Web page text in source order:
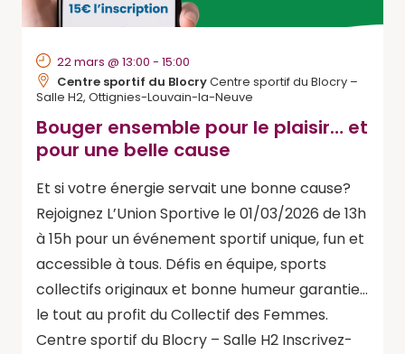
Bouger ensemble pour le plaisir… et
pour une belle cause
22 mars @ 13:00 - 15:00
Centre sportif du BlocryCentre sportif du Blocry –
Salle H2, Ottignies-Louvain-la-Neuve
Et si votre énergie servait une bonne cause?
Rejoignez L’Union Sportive le 01/03/2026 de 13h
à 15h pour un événement sportif unique, fun et
accessible à tous. Défis en équipe, sports
collectifs originaux et bonne humeur garantie…
le tout au profit du Collectif des Femmes.
Centre sportif du Blocry – Salle H2 Inscrivez-